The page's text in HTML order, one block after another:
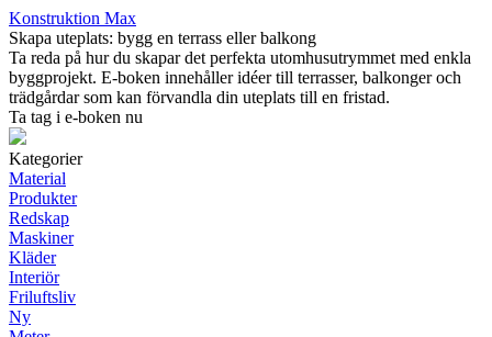
Konstruktion Max
Skapa uteplats: bygg en terrass eller balkong
Ta reda på hur du skapar det perfekta utomhusutrymmet med enkla
byggprojekt. E-boken innehåller idéer till terrasser, balkonger och
trädgårdar som kan förvandla din uteplats till en fristad.
Ta tag i e-boken nu
Kategorier
Material
Produkter
Redskap
Maskiner
Kläder
Interiör
Friluftsliv
Ny